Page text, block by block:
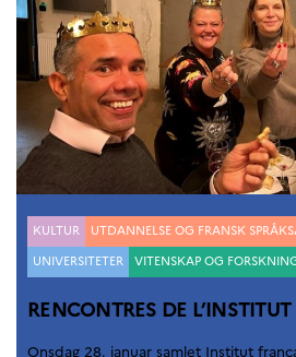
Kategorier
KULTUR
UTDANNELSE OG FRANSK
UNIVERSITETER
VITENSKAP OG
RENCONTRES DE L’INSTITUT
Onsdag 28. januar samlet Institut